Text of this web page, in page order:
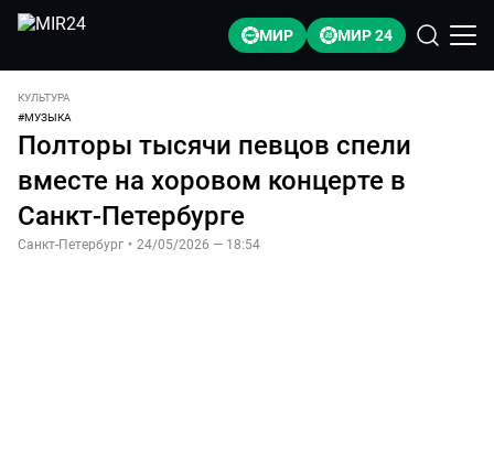
МИР МИР 24
КУЛЬТУРА
#МУЗЫКА
Полторы тысячи певцов спели
вместе на хоровом концерте в
Санкт-Петербурге
Санкт-Петербург • 24/05/2026 — 18:54